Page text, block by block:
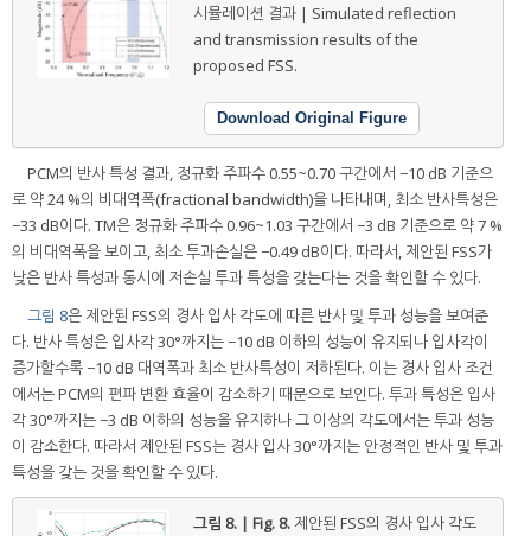
시뮬레이션 결과 | Simulated reflection
and transmission results of the
proposed FSS.
Download Original Figure
PCM의 반사 특성 결과, 정규화 주파수 0.55~0.70 구간에서 −10 dB 기준으
로 약 24 %의 비대역폭(fractional bandwidth)을 나타내며, 최소 반사특성은
−33 dB이다. TM은 정규화 주파수 0.96~1.03 구간에서 −3 dB 기준으로 약 7 %
의 비대역폭을 보이고, 최소 투과손실은 −0.49 dB이다. 따라서, 제안된 FSS가
낮은 반사 특성과 동시에 저손실 투과 특성을 갖는다는 것을 확인할 수 있다.
그림 8은 제안된 FSS의 경사 입사 각도에 따른 반사 및 투과 성능을 보여준
다. 반사 특성은 입사각 30°까지는 −10 dB 이하의 성능이 유지되나 입사각이
증가할수록 −10 dB 대역폭과 최소 반사특성이 저하된다. 이는 경사 입사 조건
에서는 PCM의 편파 변환 효율이 감소하기 때문으로 보인다. 투과 특성은 입사
각 30°까지는 −3 dB 이하의 성능을 유지하나 그 이상의 각도에서는 투과 성능
이 감소한다. 따라서 제안된 FSS는 경사 입사 30°까지는 안정적인 반사 및 투과
특성을 갖는 것을 확인할 수 있다.
그림 8. | Fig. 8. 제안된 FSS의 경사 입사 각도